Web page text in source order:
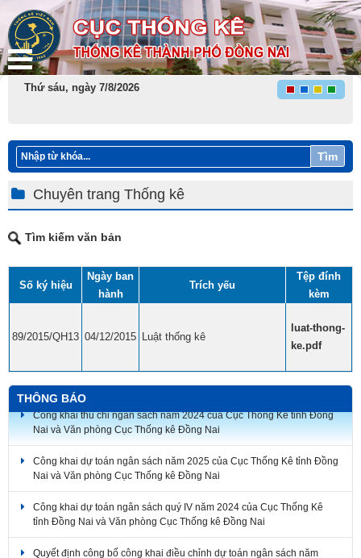
Thứ sáu, ngày 7/8/2026
Tìm
Chuyên trang Thống kê
Tìm kiếm văn bản
Số ký hiệu
Ngày ban
hành
Trích yếu
Tệp đính
kèm
89/2015/QH13 04/12/2015 Luật thống kê
luat-thong-
ke.pdf
THÔNG BÁO
Công khai thu chi ngân sách năm 2024 của Cục Thống Kê tỉnh Đồng
Nai và Văn phòng Cục Thống kê Đồng Nai
Công khai dự toán ngân sách năm 2025 của Cục Thống Kê tỉnh Đồng
Nai và Văn phòng Cục Thống kê Đồng Nai
Công khai dự toán ngân sách quý IV năm 2024 của Cục Thống Kê
tỉnh Đồng Nai và Văn phòng Cục Thống kê Đồng Nai
Quyết định công bố công khai điều chỉnh dự toán ngân sách năm